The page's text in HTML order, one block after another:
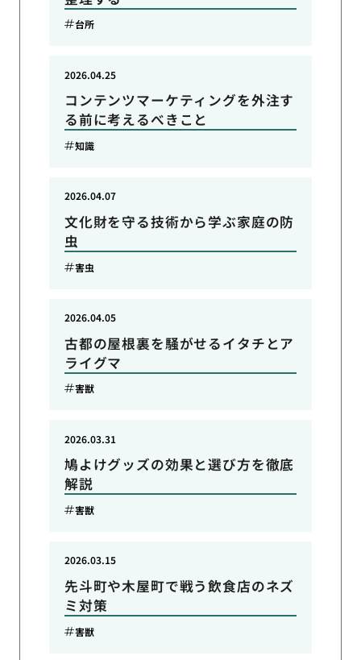
台所
コンテンツマーケティングを外注す
る前に考えるべきこと
2026.04.25
知識
文化財を守る技術から学ぶ家庭の防
虫
2026.04.07
害虫
古都の屋根裏を騒がせるイタチとア
ライグマ
2026.04.05
害獣
鳩よけグッズの効果と選び方を徹底
解説
2026.03.31
害獣
先斗町や木屋町で戦う飲食店のネズ
ミ対策
2026.03.15
害獣